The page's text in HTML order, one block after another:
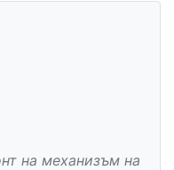
на механизъм на